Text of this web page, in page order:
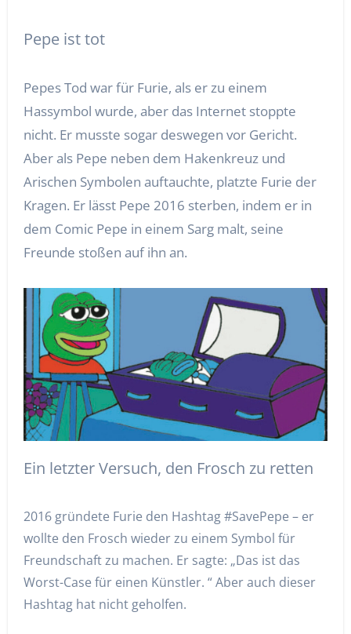
Pepe ist tot
Pepes Tod war für Furie, als er zu einem
Hassymbol wurde, aber das Internet stoppte
nicht. Er musste sogar deswegen vor Gericht.
Aber als Pepe neben dem Hakenkreuz und
Arischen Symbolen auftauchte, platzte Furie der
Kragen. Er lässt Pepe 2016 sterben, indem er in
dem Comic Pepe in einem Sarg malt, seine
Freunde stoßen auf ihn an.
Ein letzter Versuch, den Frosch zu retten
2016 gründete Furie den Hashtag #SavePepe – er
wollte den Frosch wieder zu einem Symbol für
Freundschaft zu machen. Er sagte: „Das ist das
Worst-Case für einen Künstler. “ Aber auch dieser
Hashtag hat nicht geholfen.